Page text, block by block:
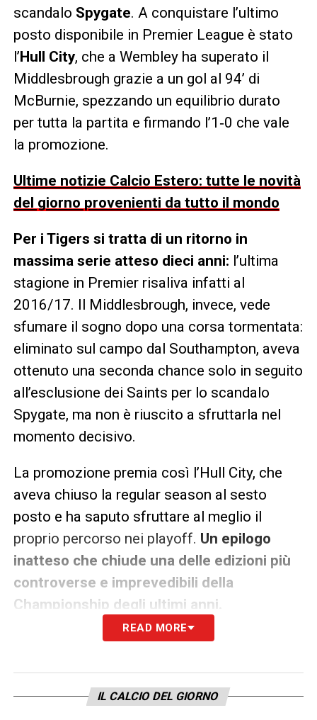
scandalo Spygate. A conquistare l’ultimo
posto disponibile in Premier League è stato
l’Hull City, che a Wembley ha superato il
Middlesbrough grazie a un gol al 94’ di
McBurnie, spezzando un equilibrio durato
per tutta la partita e firmando l’1‑0 che vale
la promozione.
Ultime notizie Calcio Estero: tutte le novità
del giorno provenienti da tutto il mondo
Per i Tigers si tratta di un ritorno in
massima serie atteso dieci anni: l’ultima
stagione in Premier risaliva infatti al
2016/17. Il Middlesbrough, invece, vede
sfumare il sogno dopo una corsa tormentata:
eliminato sul campo dal Southampton, aveva
ottenuto una seconda chance solo in seguito
all’esclusione dei Saints per lo scandalo
Spygate, ma non è riuscito a sfruttarla nel
momento decisivo.
La promozione premia così l’Hull City, che
aveva chiuso la regular season al sesto
posto e ha saputo sfruttare al meglio il
proprio percorso nei playoff. Un epilogo
inatteso che chiude una delle edizioni più
controverse e imprevedibili della
Championship degli ultimi anni.
READ MORE
IL CALCIO DEL GIORNO